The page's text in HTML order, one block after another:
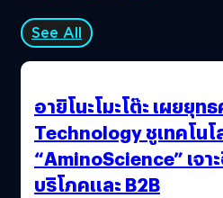
ผ่าน VLEARN ฟรี ประชุม ทำงา
วิด-19 เมื่อเปิดใช้ซิมทรูมูฟ เอช
ใช้ 15 ทรูพอยท์แลกรับสิทธิ์ รว
เกี่ยวข้อง ส่งหุ่นยนต์อัจฉริยะ
บุคลากรแพทย์ดูแลผู้ป่วยติดตั้ง
เร็ว ทรูมูฟ…
See All
อายิโนะโมะโต๊ะ เผยยุท
Technology ชูเทคโนโ
“AminoScience” เจา
บริโภคและ B2B